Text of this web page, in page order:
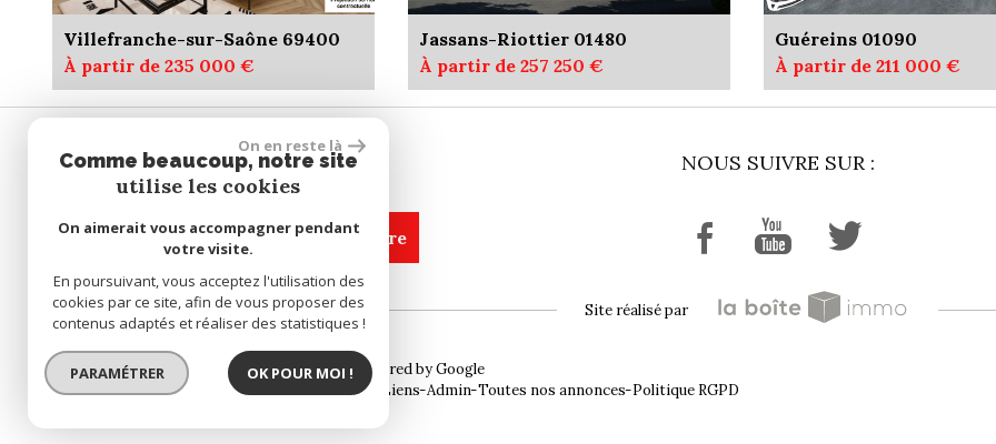
Villefranche-sur-Saône 69400
À partir de 235 000 €
Jassans-Riottier 01480
À partir de 257 250 €
Guéreins 01090
À partir de 211 000 €
NOUS SUIVRE SUR :
SE CONNECTER
espace propriétaire
site réalisé par
© 2026 | Tous droits réservés | Traduction powered by Google
Plan du site Mentions légales Nos honoraires Liens Admin Toutes nos annonces Politique RGPD
On en reste là
Comme beaucoup, notre site
utilise les cookies
On aimerait vous accompagner pendant
votre visite.
En poursuivant, vous acceptez l'utilisation des
cookies par ce site, afin de vous proposer des
contenus adaptés et réaliser des statistiques !
PARAMÉTRER OK POUR MOI !